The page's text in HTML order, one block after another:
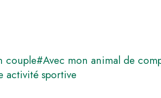
couple#Avec mon animal de
activité sportive